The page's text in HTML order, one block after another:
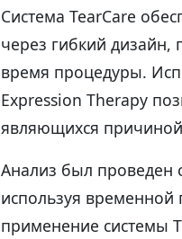
Система TearCare
через гибкий
время процедуры.
Expression Therapy
являющихся причиной
Анализ был проведен
используя временной
применение системы